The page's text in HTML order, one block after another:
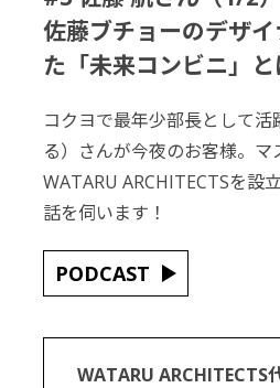
佐藤ブチョーのデザ
た「未来コンビニ」と
コクヨで最年少部長として
る）さんが今夜のお客様。
WATARU ARCHITECTSを設
話を伺います！
PODCAST
WATARU ARCHITECTS